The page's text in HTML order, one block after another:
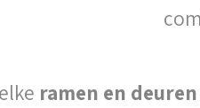
ramen en deuren